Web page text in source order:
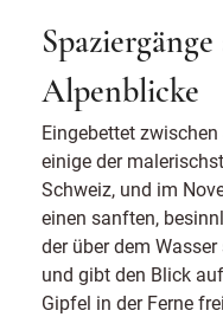
Alpenblicke
Eingebettet
einige der
Schweiz, und im
einen sanften,
der über dem
und gibt den Blick
Gipfel in der Ferne